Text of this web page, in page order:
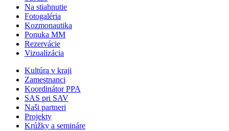
Na stiahnutie
Fotogaléria
Kozmonautika
Ponuka MM
Rezervácie
Vizualizácia
Kultúra v kraji
Zamestnanci
Koordinátor PPA
SAS pri SAV
Naši partneri
Projekty
Krúžky a semináre